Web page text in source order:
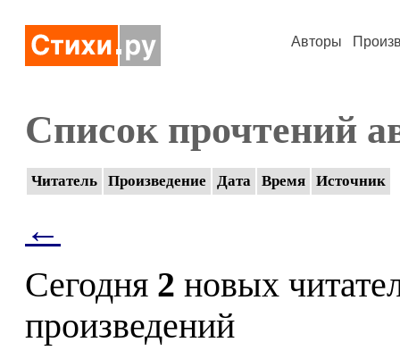
Авторы
Список прочтений
Читатель Произведение Дата Время Источник
←
Сегодня 2 новых
произведений